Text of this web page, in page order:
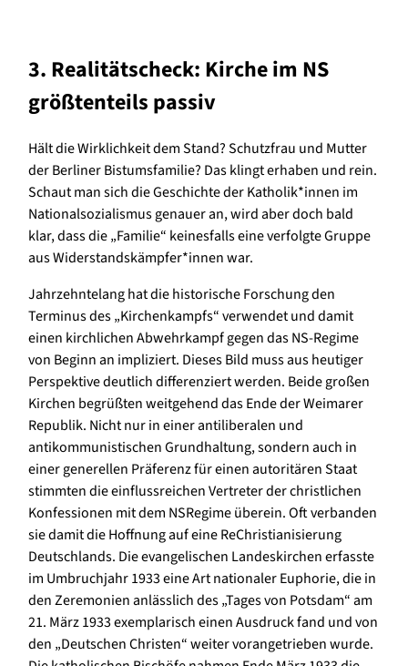
3. Realitätscheck: Kirche im NS
größtenteils passiv
Hält die Wirklichkeit dem Stand? Schutzfrau und Mutter
der Berliner Bistumsfamilie? Das klingt erhaben und rein.
Schaut man sich die Geschichte der Katholik*innen im
Nationalsozialismus genauer an, wird aber doch bald
klar, dass die „Familie“ keinesfalls eine verfolgte Gruppe
aus Widerstandskämpfer*innen war.
Jahrzehntelang hat die historische Forschung den
Terminus des „Kirchenkampfs“ verwendet und damit
einen kirchlichen Abwehrkampf gegen das NS-Regime
von Beginn an impliziert. Dieses Bild muss aus heutiger
Perspektive deutlich differenziert werden. Beide großen
Kirchen begrüßten weitgehend das Ende der Weimarer
Republik. Nicht nur in einer antiliberalen und
antikommunistischen Grundhaltung, sondern auch in
einer generellen Präferenz für einen autoritären Staat
stimmten die einflussreichen Vertreter der christlichen
Konfessionen mit dem NSRegime überein. Oft verbanden
sie damit die Hoffnung auf eine ReChristianisierung
Deutschlands. Die evangelischen Landeskirchen erfasste
im Umbruchjahr 1933 eine Art nationaler Euphorie, die in
den Zeremonien anlässlich des „Tages von Potsdam“ am
21. März 1933 exemplarisch einen Ausdruck fand und von
den „Deutschen Christen“ weiter vorangetrieben wurde.